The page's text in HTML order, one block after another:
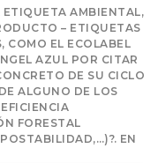
ETIQUETA AMBIENTAL,
– ETIQUETAS
COMO EL ECOLABEL
AZUL POR CITAR
DE SU CICLO
ALGUNO DE LOS
FORESTAL
EN